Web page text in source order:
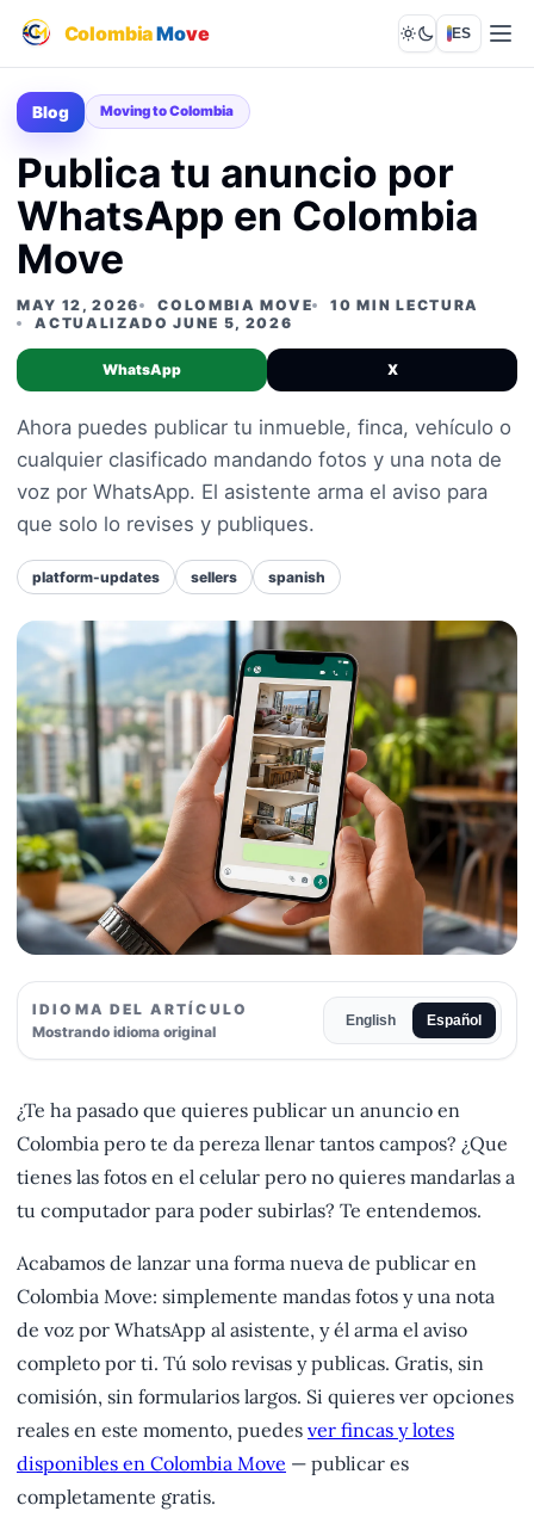
ColombiaMove Lights out
ES
Blog Moving to Colombia
Publica tu anuncio por
WhatsApp en Colombia
Move
MAY 12, 2026 COLOMBIA MOVE
10 MIN LECTURA
ACTUALIZADO JUNE 5, 2026
WhatsApp X
Ahora puedes publicar tu inmueble, finca, vehículo o
cualquier clasificado mandando fotos y una nota de
voz por WhatsApp. El asistente arma el aviso para
que solo lo revises y publiques.
platform-updates sellers spanish
IDIOMA DEL ARTÍCULO
Mostrando idioma original
English Español
¿Te ha pasado que quieres publicar un anuncio en
Colombia pero te da pereza llenar tantos campos? ¿Que
tienes las fotos en el celular pero no quieres mandarlas a
tu computador para poder subirlas? Te entendemos.
Acabamos de lanzar una forma nueva de publicar en
Colombia Move: simplemente mandas fotos y una nota
de voz por WhatsApp al asistente, y él arma el aviso
completo por ti. Tú solo revisas y publicas. Gratis, sin
comisión, sin formularios largos. Si quieres ver opciones
reales en este momento, puedes ver fincas y lotes
disponibles en Colombia Move — publicar es
completamente gratis.